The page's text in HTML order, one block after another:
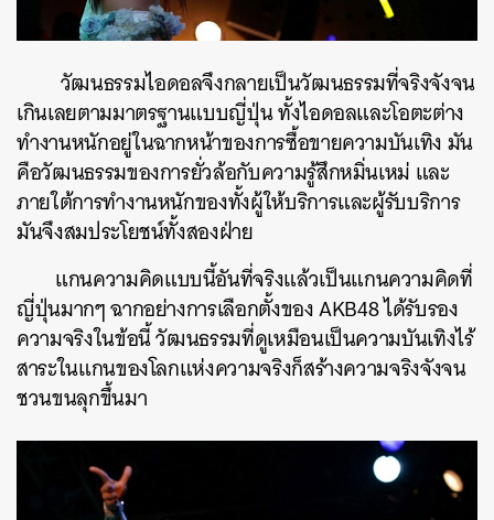
วัฒนธรรมไอดอลจึงกลายเป็นวัฒนธรรมที่จริงจังจน
เกินเลยตามมาตรฐานแบบญี่ปุ่น ทั้งไอดอลและโอตะต่าง
ทำงานหนักอยู่ในฉากหน้าของการซื้อขายความบันเทิง มัน
คือวัฒนธรรมของการยั่วล้อกับความรู้สึกหมิ่นเหม่ และ
ภายใต้การทำงานหนักของทั้งผู้ให้บริการและผู้รับบริการ
มันจึงสมประโยชน์ทั้งสองฝ่าย
แกนความคิดแบบนี้อันที่จริงแล้วเป็นแกนความคิดที่
ญี่ปุ่นมากๆ ฉากอย่างการเลือกตั้งของ AKB48 ได้รับรอง
ความจริงในข้อนี้ วัฒนธรรมที่ดูเหมือนเป็นความบันเทิงไร้
สาระในแกนของโลกแห่งความจริงก็สร้างความจริงจังจน
ชวนขนลุกขึ้นมา